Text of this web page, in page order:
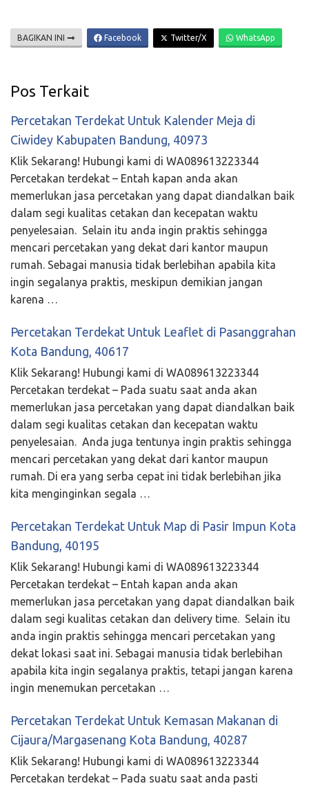
BAGIKAN INI Facebook Twitter/X WhatsApp
Pos Terkait
Percetakan Terdekat Untuk Kalender Meja di
Ciwidey Kabupaten Bandung, 40973
Klik Sekarang! Hubungi kami di WA089613223344
Percetakan terdekat – Entah kapan anda akan
memerlukan jasa percetakan yang dapat diandalkan baik
dalam segi kualitas cetakan dan kecepatan waktu
penyelesaian. Selain itu anda ingin praktis sehingga
mencari percetakan yang dekat dari kantor maupun
rumah. Sebagai manusia tidak berlebihan apabila kita
ingin segalanya praktis, meskipun demikian jangan
karena …
Percetakan Terdekat Untuk Leaflet di Pasanggrahan
Kota Bandung, 40617
Klik Sekarang! Hubungi kami di WA089613223344
Percetakan terdekat – Pada suatu saat anda akan
memerlukan jasa percetakan yang dapat diandalkan baik
dalam segi kualitas cetakan dan kecepatan waktu
penyelesaian. Anda juga tentunya ingin praktis sehingga
mencari percetakan yang dekat dari kantor maupun
rumah. Di era yang serba cepat ini tidak berlebihan jika
kita menginginkan segala …
Percetakan Terdekat Untuk Map di Pasir Impun Kota
Bandung, 40195
Klik Sekarang! Hubungi kami di WA089613223344
Percetakan terdekat – Entah kapan anda akan
memerlukan jasa percetakan yang dapat diandalkan baik
dalam segi kualitas cetakan dan delivery time. Selain itu
anda ingin praktis sehingga mencari percetakan yang
dekat lokasi saat ini. Sebagai manusia tidak berlebihan
apabila kita ingin segalanya praktis, tetapi jangan karena
ingin menemukan percetakan …
Percetakan Terdekat Untuk Kemasan Makanan di
Cijaura/Margasenang Kota Bandung, 40287
Klik Sekarang! Hubungi kami di WA089613223344
Percetakan terdekat – Pada suatu saat anda pasti